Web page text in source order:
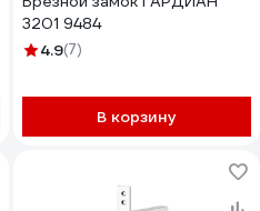
3201 9484
4.9(7)
В корзину